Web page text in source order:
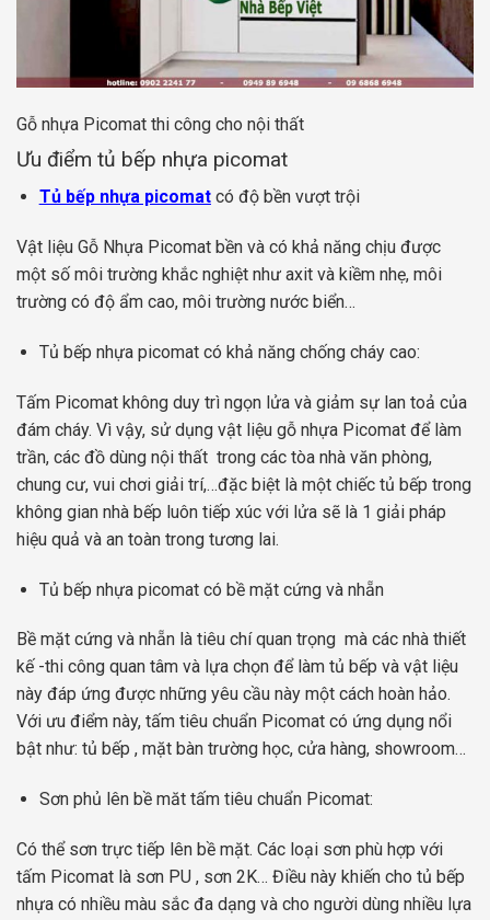
Gỗ nhựa Picomat thi công cho nội thất
Ưu điểm tủ bếp nhựa picomat
Tủ bếp nhựa picomatcó độ bền vượt trội
Vật liệu Gỗ Nhựa Picomat bền và có khả năng chịu được
một số môi trường khắc nghiệt như axit và kiềm nhẹ, môi
trường có độ ẩm cao, môi trường nước biển…
Tủ bếp nhựa picomat có khả năng chống cháy cao:
Tấm Picomat không duy trì ngọn lửa và giảm sự lan toả của
đám cháy. Vì vậy, sử dụng vật liệu gỗ nhựa Picomat để làm
trần, các đồ dùng nội thất trong các tòa nhà văn phòng,
chung cư, vui chơi giải trí,…đặc biệt là một chiếc tủ bếp trong
không gian nhà bếp luôn tiếp xúc với lửa sẽ là 1 giải pháp
hiệu quả và an toàn trong tương lai.
Tủ bếp nhựa picomat có bề mặt cứng và nhẵn
Bề mặt cứng và nhẵn là tiêu chí quan trọng mà các nhà thiết
kế -thi công quan tâm và lựa chọn để làm tủ bếp và vật liệu
này đáp ứng được những yêu cầu này một cách hoàn hảo.
Với ưu điểm này, tấm tiêu chuẩn Picomat có ứng dụng nổi
bật như: tủ bếp , mặt bàn trường học, cửa hàng, showroom…
Sơn phủ lên bề măt tấm tiêu chuẩn Picomat:
Có thể sơn trực tiếp lên bề mặt. Các loại sơn phù hợp với
tấm Picomat là sơn PU , sơn 2K… Điều này khiến cho tủ bếp
nhựa có nhiều màu sắc đa dạng và cho người dùng nhiều lựa